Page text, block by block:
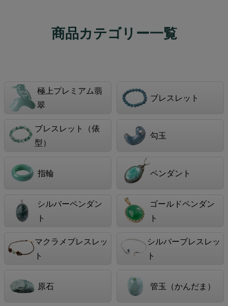
商品カテゴリー一覧
極上プレミアム翡
翠
ブレスレット
ブレスレット（俵
型）
勾玉
指輪 ペンダント
シルバーペンダン
ト
ゴールドペンダン
ト
マクラメブレスレッ
ト
シルバーブレスレッ
ト
原石 管玉（かんだま）